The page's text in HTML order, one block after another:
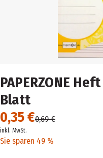
PAPERZONE
Blatt
0,35 €0,69 €
inkl. MwSt.
Sie sparen 49 %